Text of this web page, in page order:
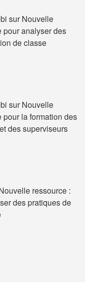
surNouvelle
pour analyser des
de classe
surNouvelle
pour la formation des
des superviseurs
ressource :
des pratiques de